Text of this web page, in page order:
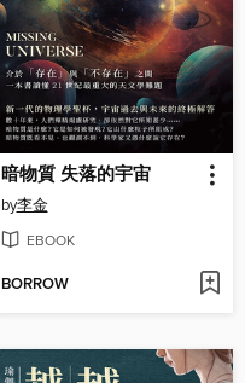
暗物質 失落的宇宙
by李金
EBOOK
BORROW